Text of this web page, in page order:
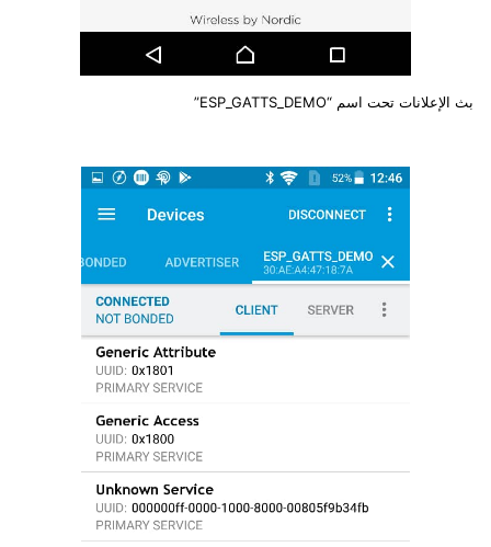
بث الإعلانات تحت اسم “ESP_GATTS_DEMO”